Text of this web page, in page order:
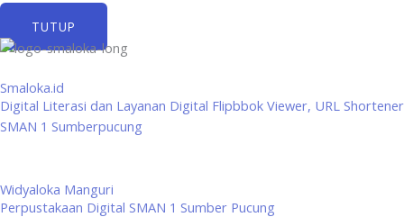
TUTUP
Smaloka.id
Digital Literasi dan Layanan Digital Flipbbok Viewer, URL Shortener
SMAN 1 Sumberpucung
Widyaloka Manguri
Perpustakaan Digital SMAN 1 Sumber Pucung